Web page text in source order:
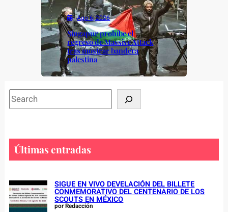
Ago 6, 2026
Singapur prohíbe el
regreso de Massive Attack
tras mostrar bandera
palestina
S
e
h
Últimas entradas
SIGUE EN VIVO DEVELACIÓN DEL BILLETE
CONMEMORATIVO DEL CENTENARIO DE LOS
SCOUTS EN MÉXICO
por Redacción